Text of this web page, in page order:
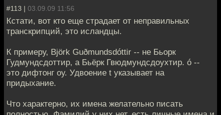
#113 | 03.09.09 11:56
Кстати, вот кто еще страдает от неправильных
транскрипций, это исландцы.
К примеру, Björk Guðmundsdóttir -- не Бьорк
Гудмундсдоттир, а Бьёрк Гвюдмундсдоухтир. ó --
это дифтонг оу. Удвоение t указывает на
придыхание.
Что характерно, их имена желательно писать